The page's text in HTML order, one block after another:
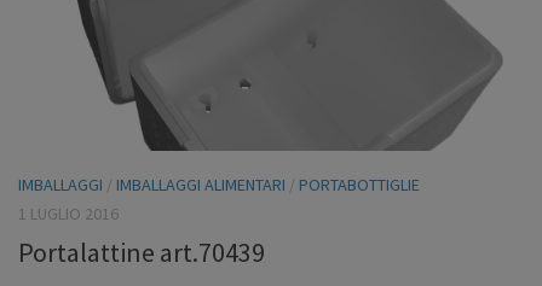
IMBALLAGGI / IMBALLAGGI ALIMENTARI / PORTABOTTIGLIE
1 LUGLIO 2016
Portalattine art.70439